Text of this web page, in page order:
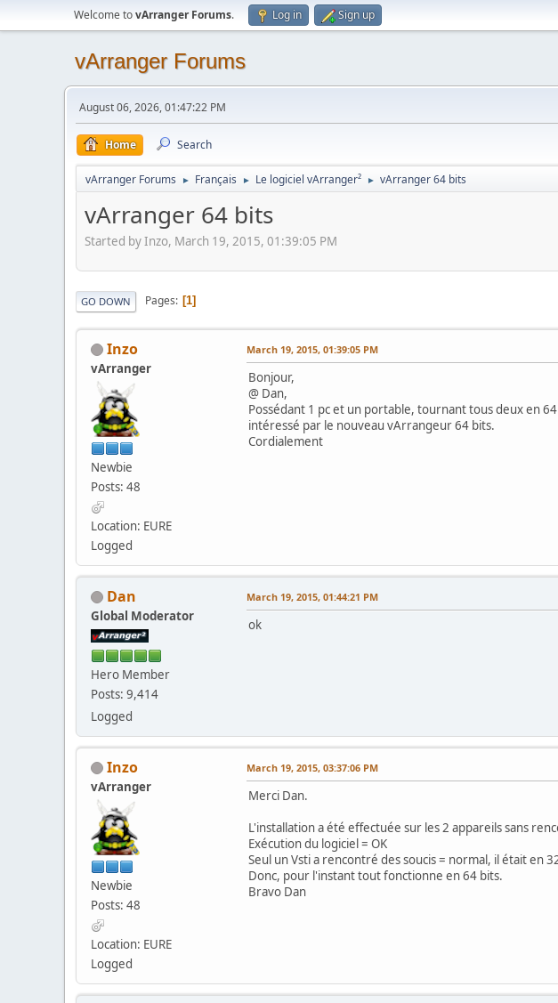
Welcome tovArranger Forums. Log in Sign up
vArranger Forums
August 06, 2026, 01:47:22 PM
Home Search
vArranger Forums ► Français ► Le logiciel vArranger² ► vArranger 64 bits
vArranger 64 bits
Started by Inzo, March 19, 2015, 01:39:05 PM
GO DOWN Pages 1
Inzo
vArranger
Newbie
Posts: 48
Location: EURE
Logged
March 19, 2015, 01:39:05 PM
Bonjour,
@ Dan,
Possédant 1 pc et un portable, tournant tous deux en
intéressé par le nouveau vArrangeur 64 bits.
Cordialement
Dan
Global Moderator
Hero Member
Posts: 9,414
Logged
March 19, 2015, 01:44:21 PM
ok
Inzo
vArranger
Newbie
Posts: 48
Location: EURE
Logged
March 19, 2015, 03:37:06 PM
Merci Dan.
L'installation a été effectuée sur les 2 appareils sans
Exécution du logiciel = OK
Seul un Vsti a rencontré des soucis = normal, il était en
Donc, pour l'instant tout fonctionne en 64 bits.
Bravo Dan